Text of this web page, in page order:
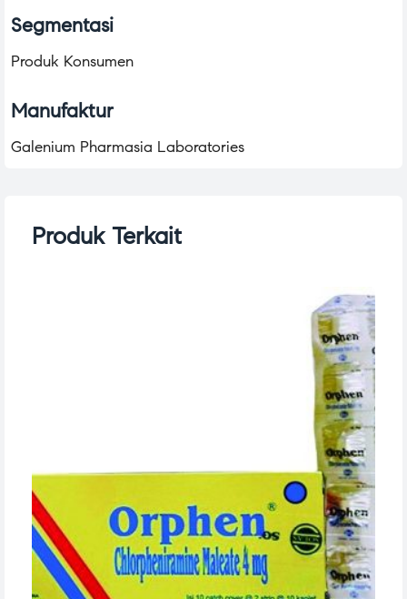
Segmentasi
Produk Konsumen
Manufaktur
Galenium Pharmasia Laboratories
Produk Terkait